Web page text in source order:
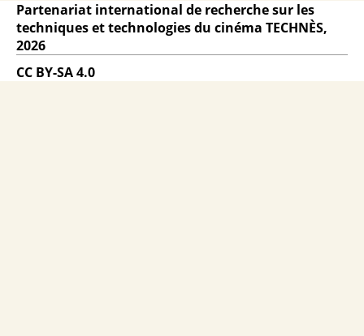
Partenariat international de recherche sur les
techniques et technologies du cinéma TECHNÈS,
2026
CC BY-SA 4.0